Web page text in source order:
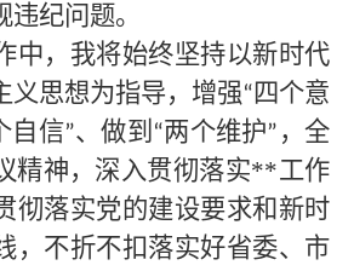
纪问题。
中，我将始终坚持以新时代
义思想为指导，增强“四个意
自信”、做到 “两个维护” ，全
精神，深入贯彻落实**工作
彻落实党的建设要求和新时
，不折不扣落实好省委、市